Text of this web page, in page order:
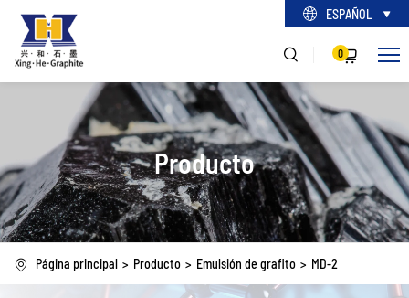
ESPAÑOL
0
Producto
Página principal Producto Emulsión de grafito MD-2